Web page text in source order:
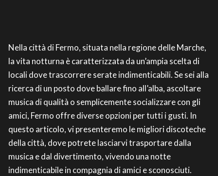
Nella città di Fermo, situata nella regione delle Marche,
la vita notturna è caratterizzata da un’ampia scelta di
locali dove trascorrere serate indimenticabili. Se sei alla
ricerca di un posto dove ballare fino all’alba, ascoltare
musica di qualità o semplicemente socializzare con gli
amici, Fermo offre diverse opzioni per tutti i gusti. In
questo articolo, vi presenteremo le migliori discoteche
della città, dove potrete lasciarvi trasportare dalla
musica e dal divertimento, vivendo una notte
indimenticabile in compagnia di amici e sconosciuti.